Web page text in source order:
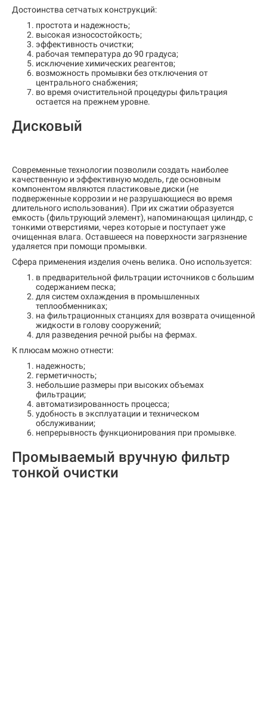
Достоинства сетчатых конструкций:
простота и надежность;
высокая износостойкость;
эффективность очистки;
рабочая температура до 90 градуса;
исключение химических реагентов;
возможность промывки без отключения от
центрального снабжения;
во время очистительной процедуры фильтрация
остается на прежнем уровне.
Дисковый
Современные технологии позволили создать наиболее
качественную и эффективную модель, где основным
компонентом являются пластиковые диски (не
подверженные коррозии и не разрушающиеся во время
длительного использования). При их сжатии образуется
емкость (фильтрующий элемент), напоминающая цилиндр, с
тонкими отверстиями, через которые и поступает уже
очищенная влага. Оставшееся на поверхности загрязнение
удаляется при помощи промывки.
Сфера применения изделия очень велика. Оно используется:
в предварительной фильтрации источников с большим
содержанием песка;
для систем охлаждения в промышленных
теплообменниках;
на фильтрационных станциях для возврата очищенной
жидкости в голову сооружений;
для разведения речной рыбы на фермах.
К плюсам можно отнести:
надежность;
герметичность;
небольшие размеры при высоких объемах
фильтрации;
автоматизированность процесса;
удобность в эксплуатации и техническом
обслуживании;
непрерывность функционирования при промывке.
Промываемый вручную фильтр
тонкой очистки